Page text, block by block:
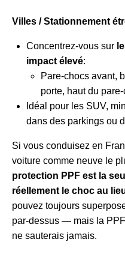
Villes / Stationnement
Concentrez-vous sur
impact élevé:
Pare-chocs avant,
porte, haut du
Idéal pour les SUV,
dans des parkings ou
Si vous conduisez en
voiture comme neuve le
protection PPF est la
réellement le choc au
pouvez toujours
par-dessus — mais la
ne sauterais jamais.